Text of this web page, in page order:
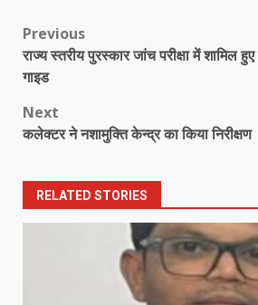
Post
navigation
Previous
राज्य स्तरीय पुरस्कार जांच परीक्षा में शामिल
गाइड
Next
कलेक्टर ने नशामुक्ति केन्द्र का किया निरीक्षण
RELATED STORIES